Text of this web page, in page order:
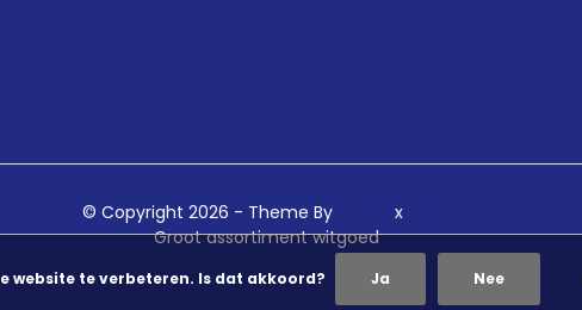
© Copyright 2026 - Theme By x
Groot assortiment witgoed
website te verbeteren. Is dat akkoord? Ja Nee